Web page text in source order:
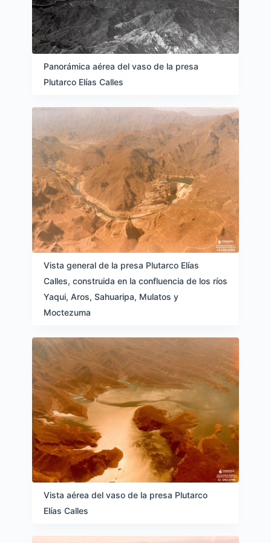
Panorámica aérea del vaso de la presa
Plutarco Elías Calles
Vista general de la presa Plutarco Elías
Calles, construida en la confluencia de los ríos
Yaqui, Aros, Sahuaripa, Mulatos y
Moctezuma
Vista aérea del vaso de la presa Plutarco
Elías Calles